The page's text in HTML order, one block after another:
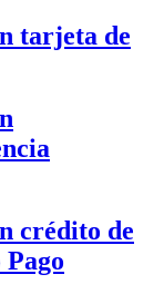
tarjeta de
crédito de